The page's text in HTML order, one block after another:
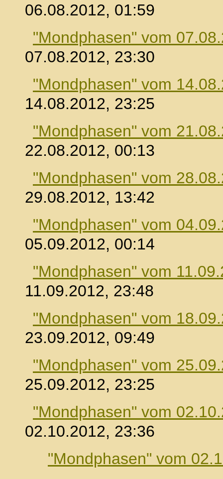
06.08.2012, 01:59
"Mondphasen" vom
07.08.2012, 23:30
"Mondphasen" vom
14.08.2012, 23:25
"Mondphasen" vom
22.08.2012, 00:13
"Mondphasen" vom
29.08.2012, 13:42
"Mondphasen" vom
05.09.2012, 00:14
"Mondphasen" vom
11.09.2012, 23:48
"Mondphasen" vom
23.09.2012, 09:49
"Mondphasen" vom
25.09.2012, 23:25
"Mondphasen" vom
02.10.2012, 23:36
"Mondphasen" vom